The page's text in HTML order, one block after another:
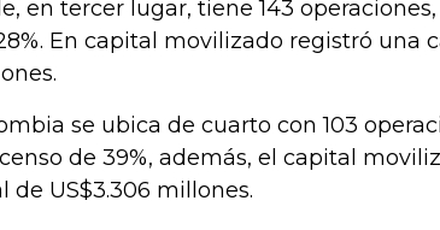
en tercer lugar, tiene 143
En capital movilizado registró una
se ubica de cuarto con 103
de 39%, además, el capital
de US$3.306 millones.